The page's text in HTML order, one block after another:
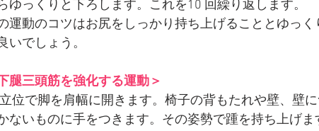
ゆっくりと下ろします。これを10 回繰り返します。
運動のコツはお尻をしっかり持ち上げることとゆっ
いでしょう。
腿三頭筋を強化する運動＞
位で脚を肩幅に開きます。椅子の背もたれや壁、壁
ないものに手をつきます。その姿勢で踵を持ち上げ